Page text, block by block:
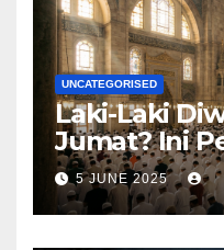
UNCATEGORISED
Laki-Laki
Jumat? Ini
Lengkapnya
5 JUNE 2025